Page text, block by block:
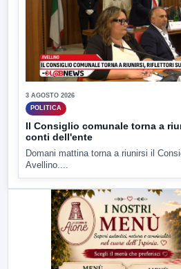
3 AGOSTO 2026
POLITICA
Il Consiglio comunale torna a
conti dell'ente
Domani mattina torna a riunirsi il
Avellino....